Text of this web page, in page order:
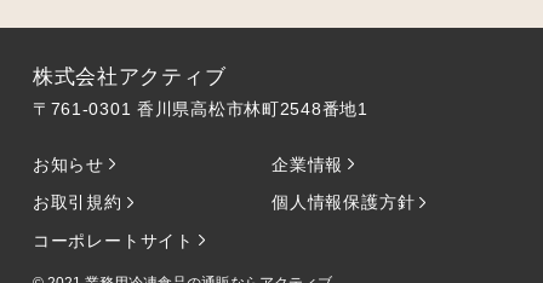
株式会社アクティブ
〒761-0301 香川県高松市林町2548番地1
お知らせ
企業情報
お取引規約
個人情報保護方針
コーポレートサイト